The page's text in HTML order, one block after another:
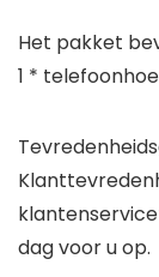
Het pakket
1 *
dag voor u op.